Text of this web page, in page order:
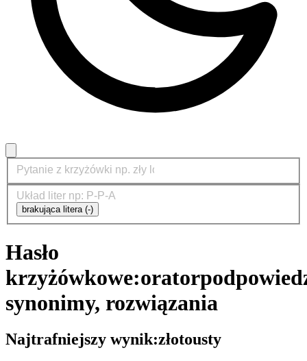
brakująca litera (-)
Hasło
krzyżówkowe:orator
synonimy, rozwiązania
Najtrafniejszy wynik:złotousty